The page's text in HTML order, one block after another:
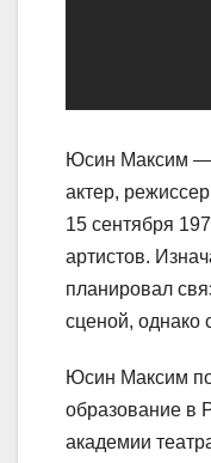
Юсин Максим —
актер,
15 сентября
артистов.
планировал
сценой, однако
Юсин Максим
образование в
академии